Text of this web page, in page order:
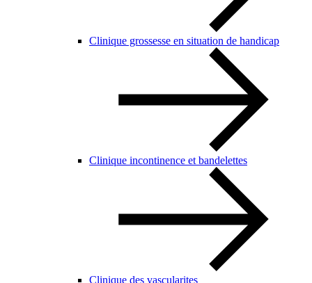
Clinique grossesse en situation de handicap
Clinique incontinence et bandelettes
Clinique des vascularites